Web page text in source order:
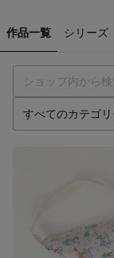
作品一覧 シリーズ